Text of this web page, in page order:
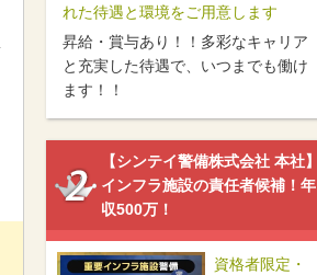
れた待遇と環境をご用意します
昇給・賞与あり！！多彩なキャリア
と充実した待遇で、いつまでも働け
ます！！
【シンテイ警備株式会社 本社】
インフラ施設の責任者候補！年
収500万！
資格者限定・